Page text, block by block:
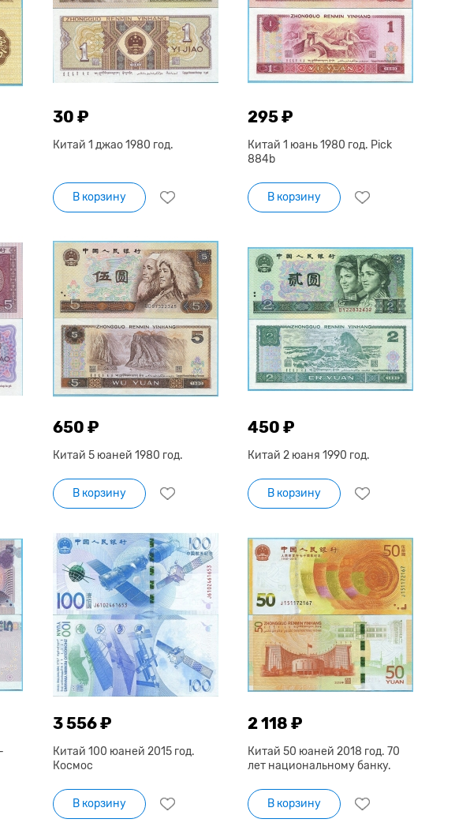
30 ₽
Китай 1 джао 1980 год.
В корзину
295 ₽
Китай 1 юань 1980 год. Pick
884b
В корзину
650 ₽
Китай 5 юаней 1980 год.
В корзину
450 ₽
Китай 2 юаня 1990 год.
В корзину
3 556 ₽
Китай 100 юаней 2015 год.
Космос
В корзину
2 118 ₽
Китай 50 юаней 2018 год. 70
лет национальному банку.
В корзину